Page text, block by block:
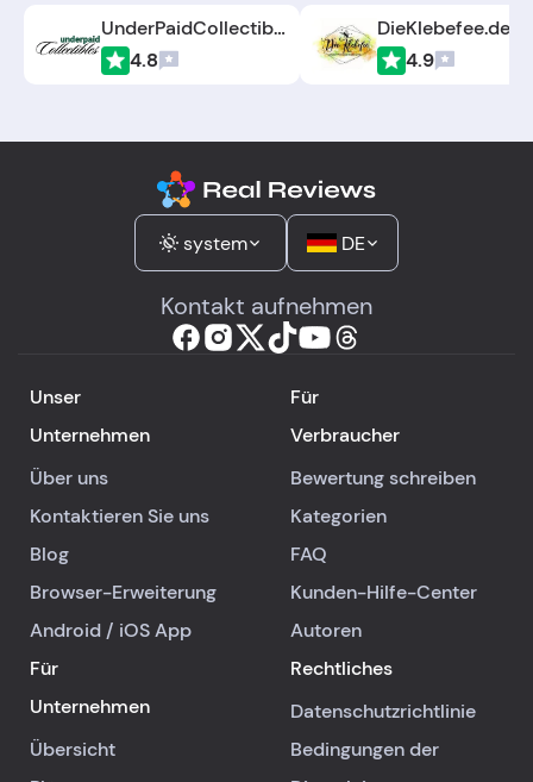
UnderPaidCollectibles.com
4.8
DieKlebefee.de
4.9
system DE
Kontakt aufnehmen
Unser
Unternehmen
Über uns
Kontaktieren Sie uns
Blog
Browser-Erweiterung
Android/ iOSApp
Für
Verbraucher
Bewertung schreiben
Kategorien
FAQ
Kunden-Hilfe-Center
Autoren
Für
Unternehmen
Übersicht
Rechtliches
Datenschutzrichtlinie
Bedingungen der